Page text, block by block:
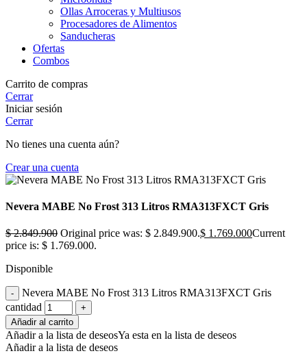
Ollas Arroceras y Multiusos
Procesadores de Alimentos
Sanducheras
Ofertas
Combos
Carrito de compras
Cerrar
Iniciar sesión
Cerrar
No tienes una cuenta aún?
Crear una cuenta
Nevera MABE No Frost 313 Litros RMA313FXCT Gris
$2.849.900 Original price was: $ 2.849.900.$ 1.769.000Current
price is: $ 1.769.000.
Disponible
Nevera MABE No Frost 313 Litros RMA313FXCT Gris
cantidad
Añadir al carrito
Añadir a la lista de deseosYa esta en la lista de deseos
Añadir a la lista de deseos